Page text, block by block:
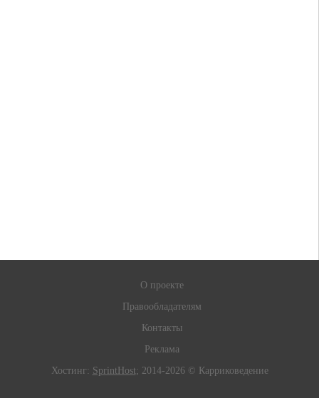
О проекте
Правообладателям
Контакты
Реклама
Хостинг: SprintHost; 2014-2026 © Карриковедение